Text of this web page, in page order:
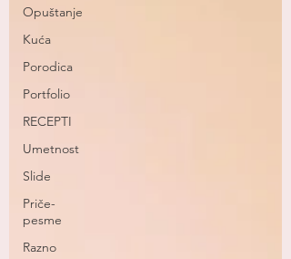
Opuštanje
Kuća
Porodica
Portfolio
RECEPTI
Umetnost
Slide
Priče-
pesme
Razno